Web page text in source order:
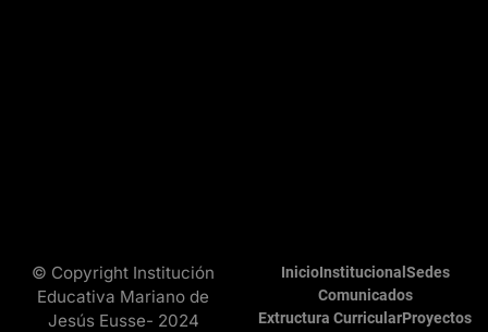
© Copyright Institución
Educativa Mariano de
Jesús Eusse- 2024
InicioInstitucional Sedes
Comunicados
Extructura CurricularProyectos